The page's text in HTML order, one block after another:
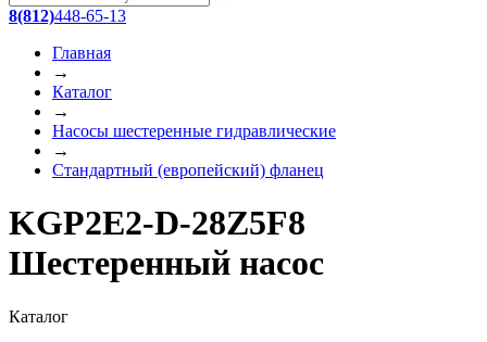
8(812)448-65-13
Главная
→
Каталог
→
Насосы шестеренные гидравлические
→
Стандартный (европейский) фланец
KGP2E2-D-28Z5F8
Шестеренный насос
Каталог